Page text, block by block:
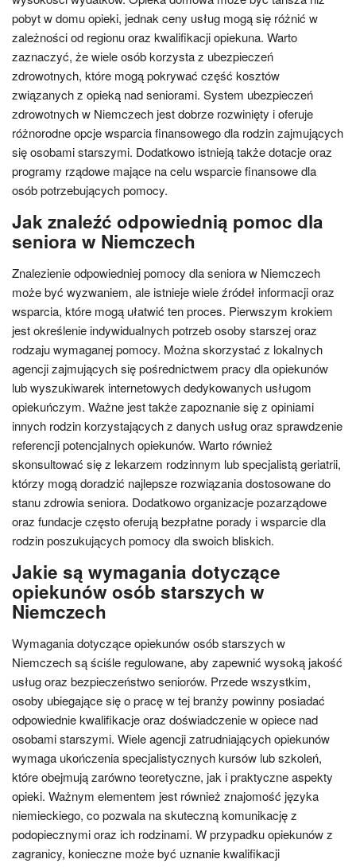
pobyt w domu opieki, jednak ceny usług mogą się różnić w
zależności od regionu oraz kwalifikacji opiekuna. Warto
zaznaczyć, że wiele osób korzysta z ubezpieczeń
zdrowotnych, które mogą pokrywać część kosztów
związanych z opieką nad seniorami. System ubezpieczeń
zdrowotnych w Niemczech jest dobrze rozwinięty i oferuje
różnorodne opcje wsparcia finansowego dla rodzin zajmujących
się osobami starszymi. Dodatkowo istnieją także dotacje oraz
programy rządowe mające na celu wsparcie finansowe dla
osób potrzebujących pomocy.
Jak znaleźć odpowiednią pomoc dla
seniora w Niemczech
Znalezienie odpowiedniej pomocy dla seniora w Niemczech
może być wyzwaniem, ale istnieje wiele źródeł informacji oraz
wsparcia, które mogą ułatwić ten proces. Pierwszym krokiem
jest określenie indywidualnych potrzeb osoby starszej oraz
rodzaju wymaganej pomocy. Można skorzystać z lokalnych
agencji zajmujących się pośrednictwem pracy dla opiekunów
lub wyszukiwarek internetowych dedykowanych usługom
opiekuńczym. Ważne jest także zapoznanie się z opiniami
innych rodzin korzystających z danych usług oraz sprawdzenie
referencji potencjalnych opiekunów. Warto również
skonsultować się z lekarzem rodzinnym lub specjalistą geriatrii,
którzy mogą doradzić najlepsze rozwiązania dostosowane do
stanu zdrowia seniora. Dodatkowo organizacje pozarządowe
oraz fundacje często oferują bezpłatne porady i wsparcie dla
rodzin poszukujących pomocy dla swoich bliskich.
Jakie są wymagania dotyczące
opiekunów osób starszych w
Niemczech
Wymagania dotyczące opiekunów osób starszych w
Niemczech są ściśle regulowane, aby zapewnić wysoką jakość
usług oraz bezpieczeństwo seniorów. Przede wszystkim,
osoby ubiegające się o pracę w tej branży powinny posiadać
odpowiednie kwalifikacje oraz doświadczenie w opiece nad
osobami starszymi. Wiele agencji zatrudniających opiekunów
wymaga ukończenia specjalistycznych kursów lub szkoleń,
które obejmują zarówno teoretyczne, jak i praktyczne aspekty
opieki. Ważnym elementem jest również znajomość języka
niemieckiego, co pozwala na skuteczną komunikację z
podopiecznymi oraz ich rodzinami. W przypadku opiekunów z
zagranicy, konieczne może być uznanie kwalifikacji